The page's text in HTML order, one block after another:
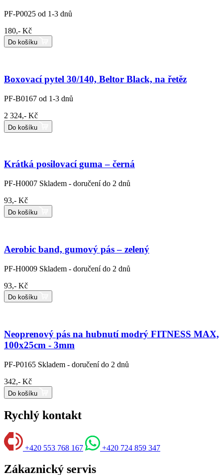
PF-P0025 od 1-3 dnů
180,- Kč
Do košíku
Boxovací pytel 30/140, Beltor Black, na řetěz
PF-B0167 od 1-3 dnů
2 324,- Kč
Do košíku
Krátká posilovací guma – černá
PF-H0007 Skladem - doručení do 2 dnů
93,- Kč
Do košíku
Aerobic band, gumový pás – zelený
PF-H0009 Skladem - doručení do 2 dnů
93,- Kč
Do košíku
Neoprenový pás na hubnutí modrý FITNESS MAX,
100x25cm - 3mm
PF-P0165 Skladem - doručení do 2 dnů
342,- Kč
Do košíku
Rychlý kontakt
+420 553 768 167 +420 724 859 347
Zákaznický servis